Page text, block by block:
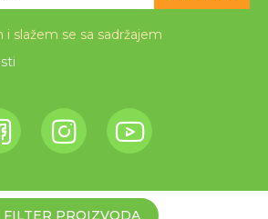
i slažem se sa sadržajem
FILTER PROIZVODA